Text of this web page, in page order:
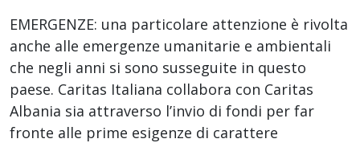
EMERGENZE: una particolare attenzione è rivolta
anche alle emergenze umanitarie e ambientali
che negli anni si sono susseguite in questo
paese. Caritas Italiana collabora con Caritas
Albania sia attraverso l’invio di fondi per far
fronte alle prime esigenze di carattere